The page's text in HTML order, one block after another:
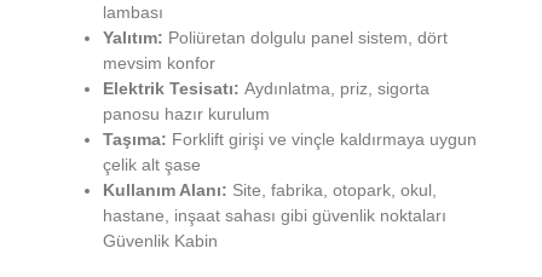
lambası
Yalıtım: Poliüretan dolgulu panel sistem, dört
mevsim konfor
Elektrik Tesisatı: Aydınlatma, priz, sigorta
panosu hazır kurulum
Taşıma: Forklift girişi ve vinçle kaldırmaya uygun
çelik alt şase
Kullanım Alanı: Site, fabrika, otopark, okul,
hastane, inşaat sahası gibi güvenlik noktaları
Güvenlik Kabin